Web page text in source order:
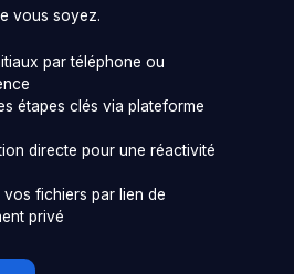
vous soyez.
par téléphone ou
étapes clés via plateforme
directe pour une réactivité
vos fichiers par lien de
privé